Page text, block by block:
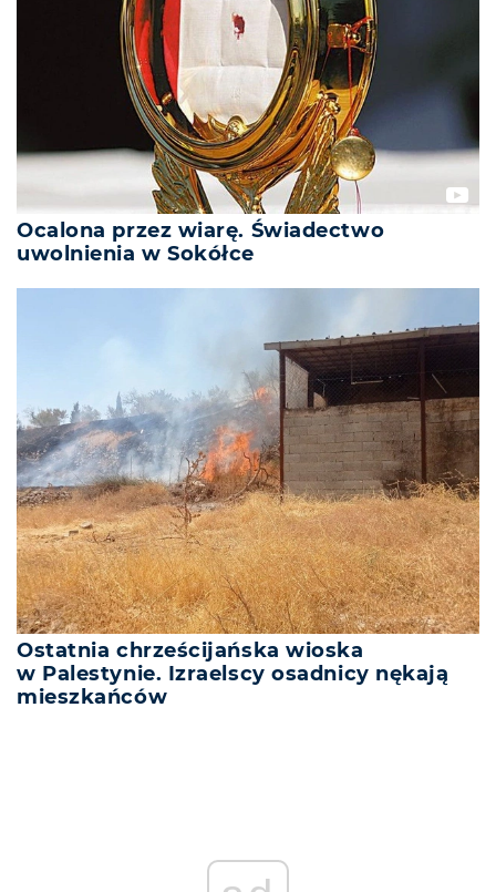
Ocalona przez wiarę. Świadectwo
uwolnienia w Sokółce
Ostatnia chrześcijańska wioska
w Palestynie. Izraelscy osadnicy nękają
mieszkańców